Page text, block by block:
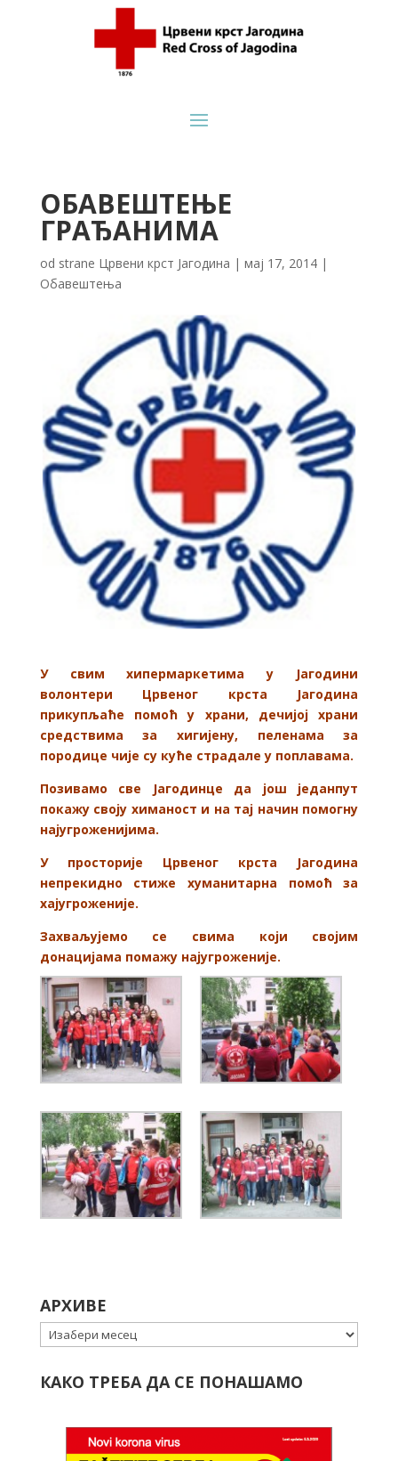
ОБАВЕШТЕЊЕ
ГРАЂАНИМА
od strane Црвени крст Јагодина | мај 17, 2014|
Обавештења
У свим хипермаркетима у Јагодини
волонтери Црвеног крста Јагодина
прикупљаће помоћ у храни, дечијој храни
средствима за хигијену, пеленама за
породице чије су куће страдале у поплавама.
Позивамо све Јагодинце да још једанпут
покажу своју химаност и на тај начин помогну
најугроженијима.
У просторије Црвеног крста Јагодина
непрекидно стиже хуманитарна помоћ за
хајугроженије.
Захваљујемо се свима који својим
донацијама помажу најугроженије.
АРХИВЕ
Архиве
КАКО ТРЕБА ДА СЕ ПОНАШАМО